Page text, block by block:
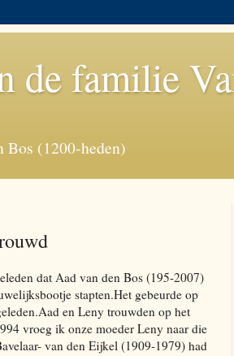
de familie
Bos (1200-heden)
dat Aad van den Bos (195-2007)
stapten.Het gebeurde op
en Leny trouwden op het
vroeg ik onze moeder Leny naar die
van den Eijkel (1909-1979) had